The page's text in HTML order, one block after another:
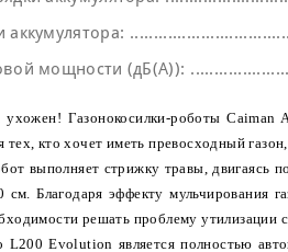
мощности (дБ(A)):
ухожен! Газонокосилки-роботы
тех, кто хочет иметь превосходный
выполняет стрижку травы, двигаясь
см. Благодаря эффекту мульчирования
решать проблему утилизации
Evolution является полностью